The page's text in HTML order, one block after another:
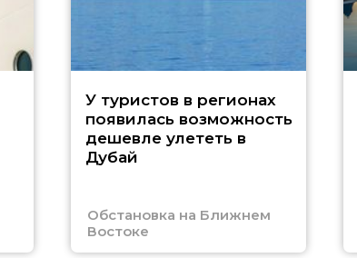
У туристов в регионах
появилась возможность
дешевле улететь в
Дубай
Обстановка на Ближнем
Востоке